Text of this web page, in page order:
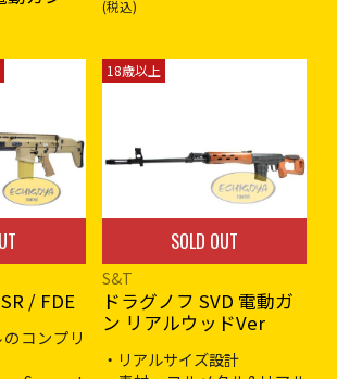
(税込)
/ FDE
コンプリ
18歳以上
SOLD OUT
S&T
ドラグノフ SVD 電動ガ
ン リアルウッドVer
・リアルサイズ設計